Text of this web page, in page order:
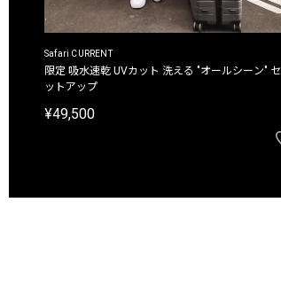
Safari CURRENT
限定 吸水速乾 UVカット 洗える "オールシーン" セ
ットアップ
¥49,500